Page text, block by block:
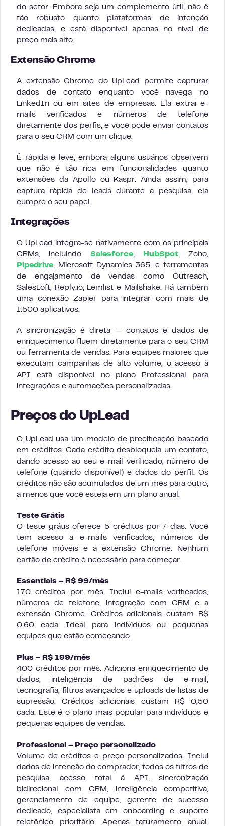
do setor. Embora seja um complemento útil, não é
tão robusto quanto plataformas de intenção
dedicadas, e está disponível apenas no nível de
preço mais alto.
Extensão Chrome
A extensão Chrome do UpLead permite capturar
dados de contato enquanto você navega no
LinkedIn ou em sites de empresas. Ela extrai e-
mails verificados e números de telefone
diretamente dos perfis, e você pode enviar contatos
para o seu CRM com um clique.
É rápida e leve, embora alguns usuários observem
que não é tão rica em funcionalidades quanto
extensões da Apollo ou Kaspr. Ainda assim, para
captura rápida de leads durante a pesquisa, ela
cumpre o seu papel.
Integrações
O UpLead integra-se nativamente com os principais
CRMs, incluindo Salesforce, HubSpot, Zoho,
Pipedrive, Microsoft Dynamics 365, e ferramentas
de engajamento de vendas como Outreach,
SalesLoft, Reply.io, Lemlist e Mailshake. Há também
uma conexão Zapier para integrar com mais de
1.500 aplicativos.
A sincronização é direta — contatos e dados de
enriquecimento fluem diretamente para o seu CRM
ou ferramenta de vendas. Para equipes maiores que
executam campanhas de alto volume, o acesso à
API está disponível no plano Professional para
integrações e automações personalizadas.
Preços do UpLead
O UpLead usa um modelo de precificação baseado
em créditos. Cada crédito desbloqueia um contato,
dando acesso ao seu e-mail verificado, número de
telefone (quando disponível) e dados do perfil. Os
créditos não são acumulados de um mês para outro,
a menos que você esteja em um plano anual.
Teste Grátis
O teste grátis oferece 5 créditos por 7 dias. Você
tem acesso a e-mails verificados, números de
telefone móveis e a extensão Chrome. Nenhum
cartão de crédito é necessário para começar.
Essentials – R$ 99/mês
170 créditos por mês. Inclui e-mails verificados,
números de telefone, integração com CRM e a
extensão Chrome. Créditos adicionais custam R$
0,60 cada. Ideal para indivíduos ou pequenas
equipes que estão começando.
Plus – R$ 199/mês
400 créditos por mês. Adiciona enriquecimento de
dados, inteligência de padrões de e-mail,
tecnografia, filtros avançados e uploads de listas de
supressão. Créditos adicionais custam R$ 0,50
cada. Este é o plano mais popular para indivíduos e
pequenas equipes de vendas.
Professional – Preço personalizado
Volume de créditos e preço personalizados. Inclui
dados de intenção do comprador, todos os filtros de
pesquisa, acesso total à API, sincronização
bidirecional com CRM, inteligência competitiva,
gerenciamento de equipe, gerente de sucesso
dedicado, especialista em onboarding e suporte
telefônico prioritário. Apenas faturamento anual.